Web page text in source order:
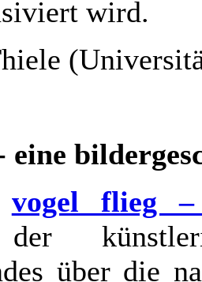
wird.
eine
vogel flieg –
über die